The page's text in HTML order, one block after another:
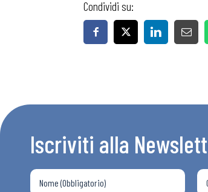
Condividi su:
Iscriviti alla